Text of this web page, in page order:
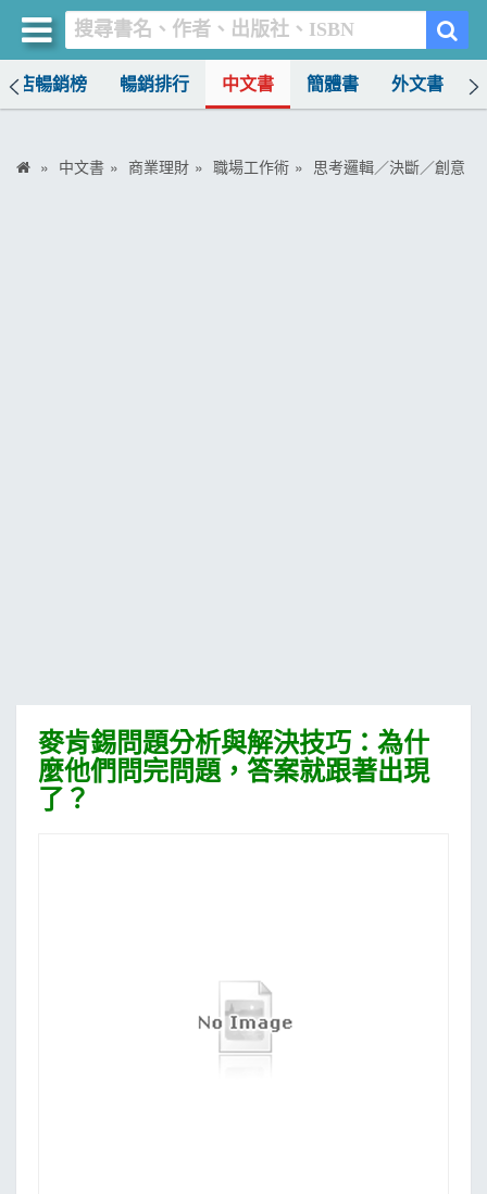
書店暢銷榜 暢銷排行 中文書 簡體書 外文書
中文書 商業理財 職場工作術 思考邏輯／決斷／創意
麥肯錫問題分析與解決技巧：為什
麼他們問完問題，答案就跟著出現
了？
買書網
首頁